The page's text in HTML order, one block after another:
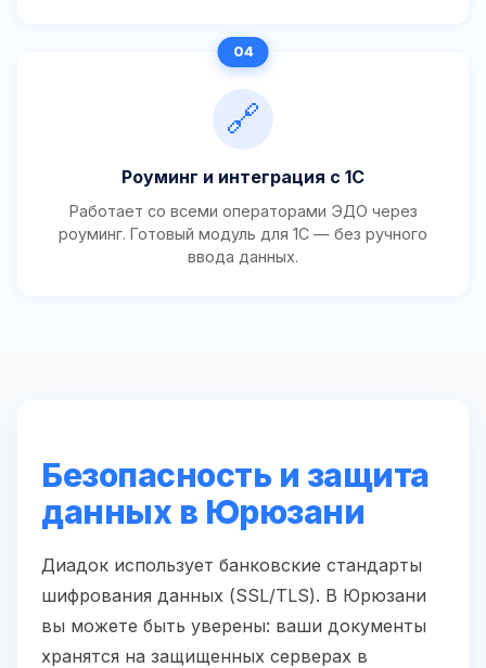
🔗
Роуминг и интеграция с 1С
Работает со всеми операторами ЭДО через
роуминг. Готовый модуль для 1С — без ручного
ввода данных.
Безопасность и защита
данных в Юрюзани
Диадок использует банковские стандарты
шифрования данных (SSL/TLS). В Юрюзани
вы можете быть уверены: ваши документы
хранятся на защищенных серверах в